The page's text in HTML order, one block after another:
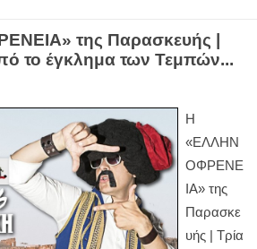
της Παρασκευής |
το έγκλημα των Τεμπών...
Η
«ΕΛΛΗΝ
ΟΦΡΕΝΕ
ΙΑ» της
Παρασκε
υής | Τρία